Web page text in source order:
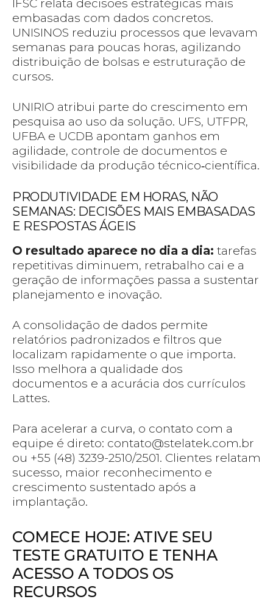
IFSC relata decisões estratégicas mais
embasadas com dados concretos.
UNISINOS reduziu processos que levavam
semanas para poucas horas, agilizando
distribuição de bolsas e estruturação de
cursos.
UNIRIO atribui parte do crescimento em
pesquisa ao uso da solução. UFS, UTFPR,
UFBA e UCDB apontam ganhos em
agilidade, controle de documentos e
visibilidade da produção técnico‑científica.
PRODUTIVIDADE EM HORAS, NÃO
SEMANAS: DECISÕES MAIS EMBASADAS
E RESPOSTAS ÁGEIS
O resultado aparece no dia a dia: tarefas
repetitivas diminuem, retrabalho cai e a
geração de informações passa a sustentar
planejamento e inovação.
A consolidação de dados permite
relatórios padronizados e filtros que
localizam rapidamente o que importa.
Isso melhora a qualidade dos
documentos e a acurácia dos currículos
Lattes.
Para acelerar a curva, o contato com a
equipe é direto: contato@stelatek.com.br
ou +55 (48) 3239-2510/2501. Clientes relatam
sucesso, maior reconhecimento e
crescimento sustentado após a
implantação.
COMECE HOJE: ATIVE SEU
TESTE GRATUITO E TENHA
ACESSO A TODOS OS
RECURSOS